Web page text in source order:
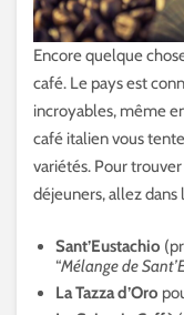
Encore quelque
café. Le pays est
incroyables, même
café italien vous
variétés. Pour
déjeuners, allez dans
Sant’Eustachio
“Mélange de
La Tazza d’Oro